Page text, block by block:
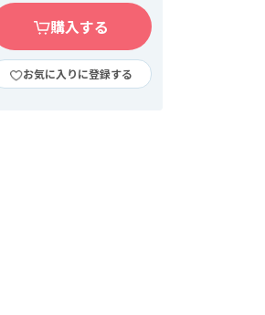
購入する
お気に入りに登録する